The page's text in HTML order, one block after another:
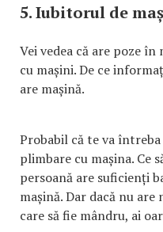
5. Iubitorul de
Vei vedea că are poze în
cu mașini. De ce
are mașină.
Probabil că te va
plimbare cu mașina. Ce
persoană are suficienți
mașină. Dar dacă nu
care să fie mândru, ai